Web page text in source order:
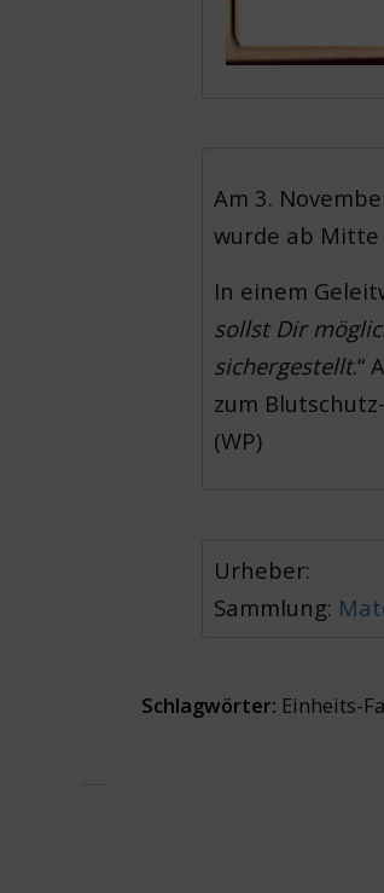
Am 3.
wurde ab Mitte
In einem
sollst Dir
sichergestellt.“
zum
(WP)
Urheber:
Sammlung:
Schlagwörter: Einheits-